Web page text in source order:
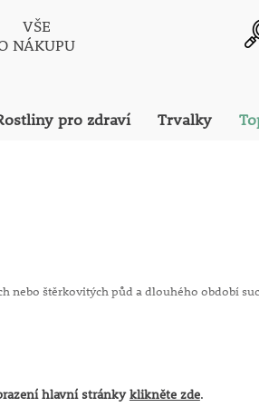
VŠE
NÁKUPU
pro zdraví Trvalky
štěrkovitých půd a dlouhého období
sortimentu se řídí dle aktuálního
stromů a vinné révy od konce října).
hlavní stránkyklikněte zde.